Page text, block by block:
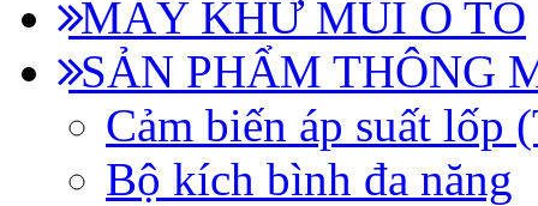
MÁY KHỬ MÙI Ô TÔ
SẢN PHẨM THÔNG
Cảm biến áp suất lốp
Bộ kích bình đa năng